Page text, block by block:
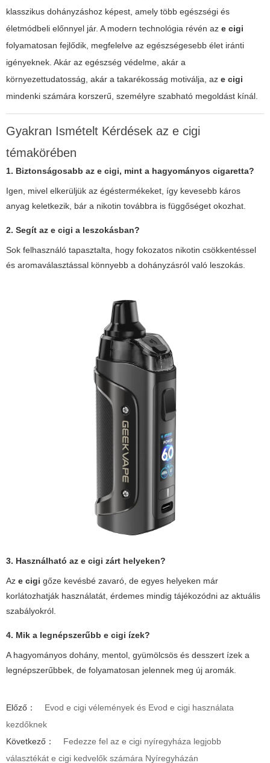
klasszikus dohányzáshoz képest, amely több egészségi és
életmódbeli előnnyel jár. A modern technológia révén az e cigi
folyamatosan fejlődik, megfelelve az egészségesebb élet iránti
igényeknek. Akár az egészség védelme, akár a
környezettudatosság, akár a takarékosság motiválja, az e cigi
mindenki számára korszerű, személyre szabható megoldást kínál.
Gyakran Ismételt Kérdések az e cigi
témakörében
1. Biztonságosabb az e cigi, mint a hagyományos cigaretta?
Igen, mivel elkerüljük az égéstermékeket, így kevesebb káros
anyag keletkezik, bár a nikotin továbbra is függőséget okozhat.
2. Segít az e cigi a leszokásban?
Sok felhasználó tapasztalta, hogy fokozatos nikotin csökkentéssel
és aromaválasztással könnyebb a dohányzásról való leszokás.
3. Használható az e cigi zárt helyeken?
Az e cigi gőze kevésbé zavaró, de egyes helyeken már
korlátozhatják használatát, érdemes mindig tájékozódni az aktuális
szabályokról.
4. Mik a legnépszerűbb e cigi ízek?
A hagyományos dohány, mentol, gyümölcsös és desszert ízek a
legnépszerűbbek, de folyamatosan jelennek meg új aromák.
Előző：
Evod e cigi vélemények és Evod e cigi használata
kezdőknek
Következő：
Fedezze fel az e cigi nyíregyháza legjobb
választékát e cigi kedvelők számára Nyíregyházán